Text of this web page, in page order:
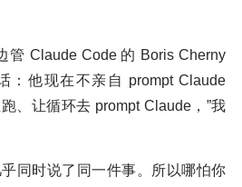
管 Claude Code 的 Boris Cherny
：他现在不亲自 prompt Claude
、让循环去 prompt Claude，”我
同时说了同一件事。所以哪怕你